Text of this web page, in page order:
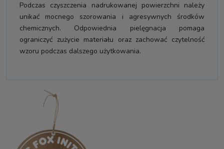
Podczas czyszczenia nadrukowanej powierzchni należy
unikać mocnego szorowania i agresywnych środków
chemicznych. Odpowiednia pielęgnacja pomaga
ograniczyć zużycie materiału oraz zachować czytelność
wzoru podczas dalszego użytkowania.